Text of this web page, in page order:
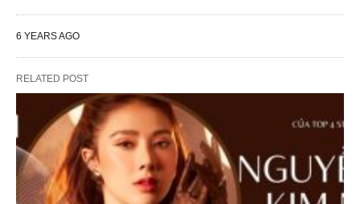
6 YEARS AGO
RELATED POST